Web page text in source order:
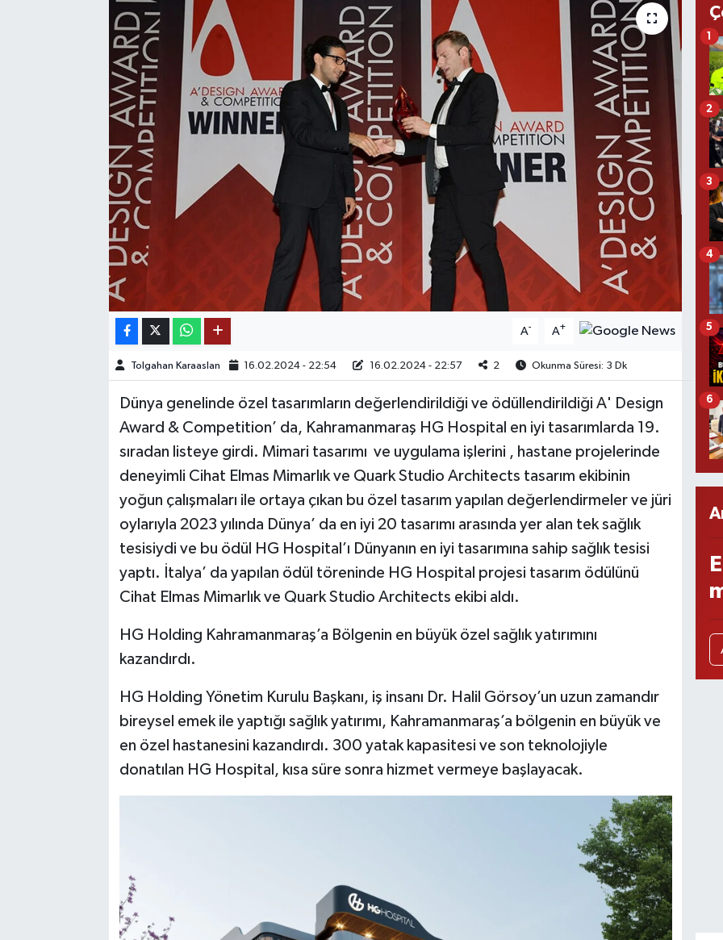
A- A+
Tolgahan Karaaslan 16.02.2024 - 22:54 16.02.2024 - 22:57 2 Okunma Süresi: 3 Dk
Dünya genelinde özel tasarımların değerlendirildiği ve ödüllendirildiği A' Design
Award & Competition’ da, Kahramanmaraş HG Hospital en iyi tasarımlarda 19.
sıradan listeye girdi. Mimari tasarımı ve uygulama işlerini , hastane projelerinde
deneyimli Cihat Elmas Mimarlık ve Quark Studio Architects tasarım ekibinin
yoğun çalışmaları ile ortaya çıkan bu özel tasarım yapılan değerlendirmeler ve jüri
oylarıyla 2023 yılında Dünya’ da en iyi 20 tasarımı arasında yer alan tek sağlık
tesisiydi ve bu ödül HG Hospital’ı Dünyanın en iyi tasarımına sahip sağlık tesisi
yaptı. İtalya’ da yapılan ödül töreninde HG Hospital projesi tasarım ödülünü
Cihat Elmas Mimarlık ve Quark Studio Architects ekibi aldı.
HG Holding Kahramanmaraş’a Bölgenin en büyük özel sağlık yatırımını
kazandırdı.
HG Holding Yönetim Kurulu Başkanı, iş insanı Dr. Halil Görsoy’un uzun zamandır
bireysel emek ile yaptığı sağlık yatırımı, Kahramanmaraş’a bölgenin en büyük ve
en özel hastanesini kazandırdı. 300 yatak kapasitesi ve son teknolojiyle
donatılan HG Hospital, kısa süre sonra hizmet vermeye başlayacak.
1
2
3
4
5
6
OTOMOTİV
KÜLTÜR SANAT